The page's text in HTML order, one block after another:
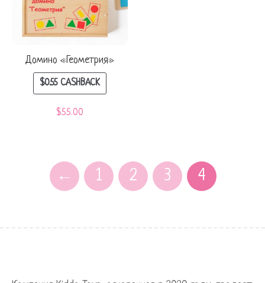
Домино «Геометрия»
$0.55CASHBACK
$55.00
← 1 2 3 4